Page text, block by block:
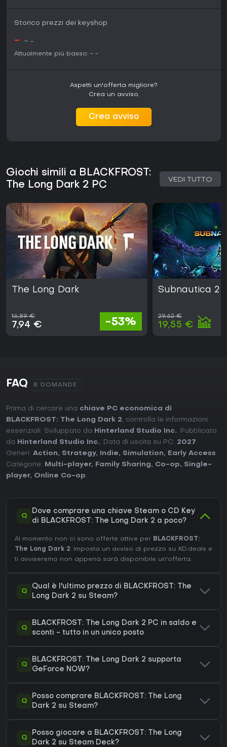
Storico prezzi dei keyshop
- - -
Attualmente più basso: - -
Aspetti un'offerta migliore?
Crea un avviso.
Crea avviso
Giochi simili a BLACKFROST:
The Long Dark 2 PC
VEDI TUTTO
The Long Dark
16,89 €
7,94 € -53%
Subnautica 2
29,62 €
19,55 €
FAQ 8 DOMANDE
Prima di cercare una chiave PC economica di
BLACKFROST: The Long Dark 2, controlla le informazioni
essenziali. Sviluppato da
Hinterland Studio Inc.. Pubblicato
da
Hinterland Studio Inc.. Data di uscita su PC: 2027.
Generi: Action, Strategy, Indie, Simulation, Early Access.
Categorie:
Multi-player, Family Sharing, Co-op, Single-
player, Online Co-op.
Q
Dove comprare una chiave Steam o CD Key
di BLACKFROST: The Long Dark 2 a poco?
Al momento non ci sono offerte attive per BLACKFROST:
The Long Dark 2. Imposta un avviso di prezzo su XD.deals e
ti avviseremo non appena sarà disponibile un'offerta.
Q
Qual è l'ultimo prezzo di BLACKFROST: The
Long Dark 2 su Steam?
Q
BLACKFROST: The Long Dark 2 PC in saldo e
sconti - tutto in un unico posto
Q
BLACKFROST: The Long Dark 2 supporta
GeForce NOW?
Q
Posso comprare BLACKFROST: The Long
Dark 2 su Steam?
Q
Posso giocare a BLACKFROST: The Long
Dark 2 su Steam Deck?